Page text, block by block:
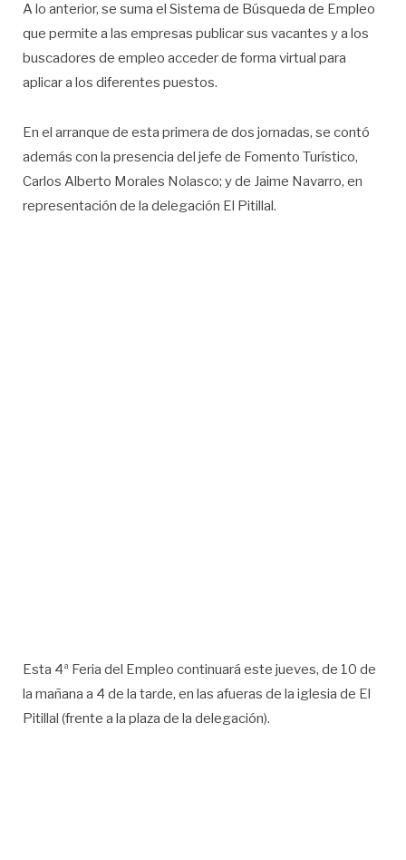
A lo anterior, se suma el Sistema de Búsqueda de Empleo
que permite a las empresas publicar sus vacantes y a los
buscadores de empleo acceder de forma virtual para
aplicar a los diferentes puestos.
En el arranque de esta primera de dos jornadas, se contó
además con la presencia del jefe de Fomento Turístico,
Carlos Alberto Morales Nolasco; y de Jaime Navarro, en
representación de la delegación El Pitillal.
Esta 4ª Feria del Empleo continuará este jueves, de 10 de
la mañana a 4 de la tarde, en las afueras de la iglesia de El
Pitillal (frente a la plaza de la delegación).